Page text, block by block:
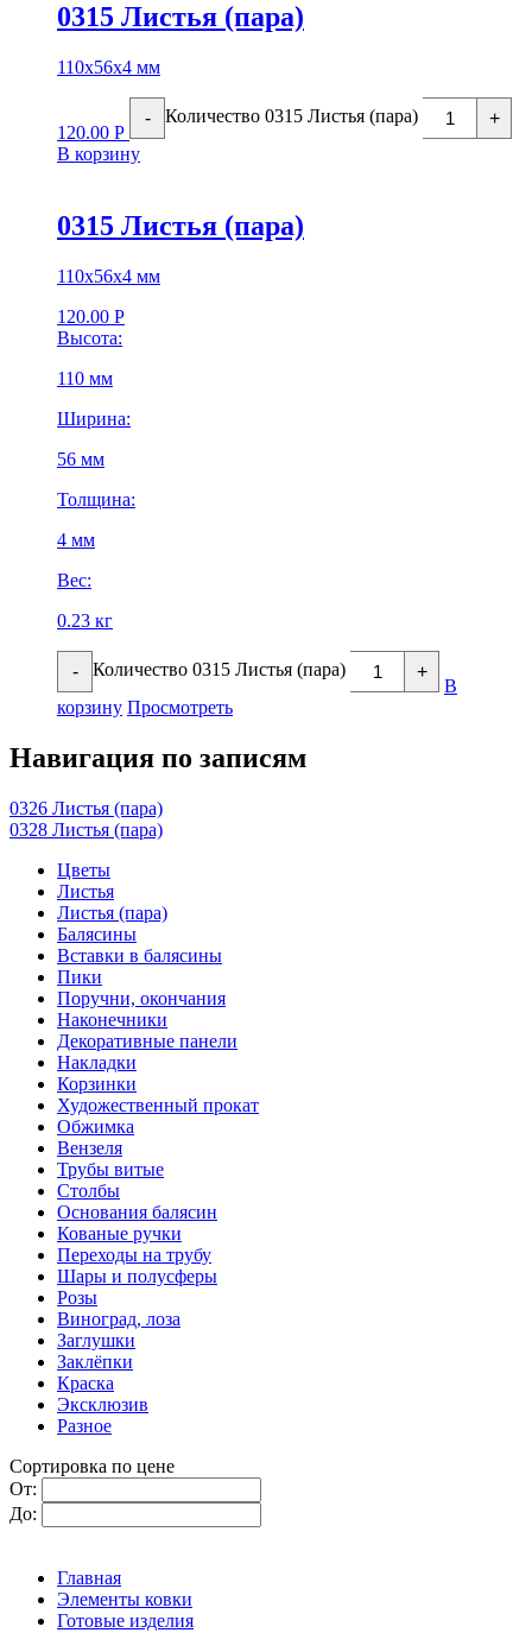
0315 Листья (пара)
110х56х4 мм
120.00 Р
- Количество 0315 Листья (пара)
+
В корзину
0315 Листья (пара)
110х56х4 мм
120.00 Р
Высота:
110 мм
Ширина:
56 мм
Толщина:
4 мм
Вес:
0.23 кг
- Количество 0315 Листья (пара) +
В
корзину Просмотреть
Навигация по записям
0326 Листья (пара)
0328 Листья (пара)
Цветы
Листья
Листья (пара)
Балясины
Вставки в балясины
Пики
Поручни, окончания
Наконечники
Декоративные панели
Накладки
Корзинки
Художественный прокат
Обжимка
Вензеля
Трубы витые
Столбы
Основания балясин
Кованые ручки
Переходы на трубу
Шары и полусферы
Розы
Виноград, лоза
Заглушки
Заклёпки
Краска
Эксклюзив
Разное
Сортировка по цене
От:
До:
Главная
Элементы ковки
Готовые изделия